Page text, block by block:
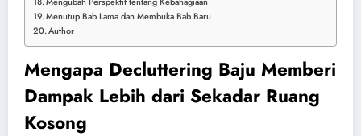
Menutup Bab Lama dan Membuka Bab Baru
Author
Mengapa Decluttering Baju Memberi
Dampak Lebih dari Sekadar Ruang
Kosong